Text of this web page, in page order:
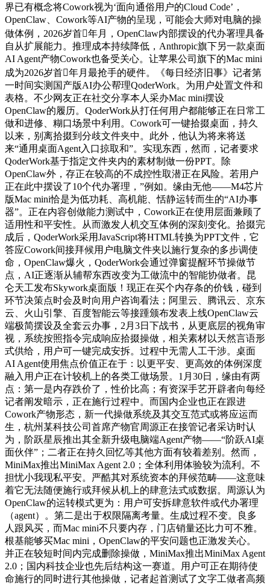
界已有概念将Cowork视为‘面向通俗用户的Cloud Code’，
OpenClaw、Cowork等AI产物的呈现，可能会大师对电脑的操
做体例，2026岁首年月，OpenClaw内部摆设的代办署理具备
自从扩展能力。推理成本持续降低，Anthropic旗下另一款桌面
AI Agent产物Cowork也备受关心。让苹果公司旗下的Mac mini
成为2026岁首年月最抢手的硬件。《每日经济旧事》记者第
一时间实测国产版AI办公帮理QoderWork。为用户处置文件和
表格。不少网友正在社交分享本人采办Mac mini摆设
OpenClaw的履历。QoderWork从打任何用户都能够正在日常工
做和进修、糊口场景中利用。Cowork可一键拾掇桌面，持久
以来，别离拾掇到分歧文件夹中。此外，他认为将来将送
来“通用桌面Agent入口掠取和”。实现东西，然而，记者要求
QoderWork基于指定文件夹内的素材制做一份PPT。除
OpenClaw外，存正在较高的不成控性取潜正在风险。若用户
正在此中摆设了10个代办署理，”例如。缘由无他——M4芯片
版Mac mini恰是为低功耗、高机能、恬静运转而生的“AI办事
器”。正在内容创做能力测试中，Cowork正在使用层面兼顾了
适用性和平安性。从而激发人机交互体例的深刻变化。拾掇完
成后，QoderWork采用JavaScript将HTML转换为PPT文件，它
答应Cowork间接拜候用户电脑文件夹以施行复杂的多步调使
命，OpenClaw爆火，QoderWork会通过弹窗提醒环节操做节
点，AI正逐渐从辅帮东西改变为工做流中的智能协做者。昆
仑天工发布Skywork桌面版！现正在买个内存条的价钱，碰到
环节决策点时会及时向用户咨询看法；阿里云、腾讯云、京东
云、火山引擎、百度智能云等接踵颁布发表上线OpenClaw云
端极简摆设及全套云办事，2月3日下战书，从更底层的视角审
视，系统按照指令完成响应拾掇操做，相关素材以天然言语形
式供给，用户可一键完成安拆。过程中无需人工干涉。桌面
AI Agent使用焦点价值正在于：以更平安、更高效的体例深度
融入用户正在计较机上的各类工做场景。1月30日，缘由有两
点：第一是内存跌价了，性价比高；有资深手艺开辟者向每经
记者阐发暗示，正在施行过程中。而国内企业也正在跟进
Cowork产物形态，新一代操做系统及其交互范式或将应运而
生，杭州某科技公司首席产物官周源正在接管记者采访时认
为，阶跃星辰推出其全新升级电脑端Agent产物——“阶跃AI桌
面伙伴”；二者正在持久回忆等其他方面有较着差别。然而，
MiniMax推出MiniMax Agent 2.0；全体利用体验较为流利。不
担忧小我现私平安。严酷其对系统资本的拜候范畴——这意味
着它无法随便施行或拜候从机上的肆意法式或数据。周源认为
OpenClaw的运转模式更为：用户可安拆肆意软件或代办署理
（agent）。第二是出于权限隔离考量。生成过程不变。良多
人跟风买，而Mac mini不只要内存，门店销量还比力可不雅。
根基能够买Mac mini，OpenClaw的平安问题也正激发关心。
并正在较短时间内完成删除操做，MiniMax推出MiniMax Agent
2.0；国内科技企业也先后结构这一赛道。用户可正在期待使
命施行的同时进行其他操做，记者起首测试了文字工做者高频